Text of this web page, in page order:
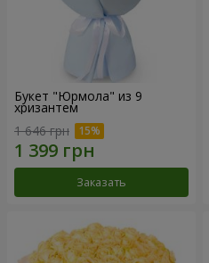
Букет "Юрмола" из 9
хризантем
1 646 грн
Заказать